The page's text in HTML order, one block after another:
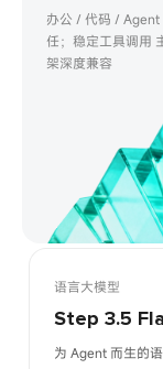
办公 / 代码 / Agent
任；稳定工具调用
架深度兼容
语言大模型
Step 3.5
为 Agent 而生的